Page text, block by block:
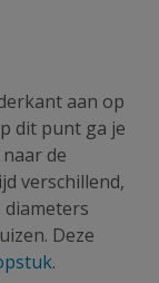
aan op
dit punt ga je
de
verschillend,
Deze
.